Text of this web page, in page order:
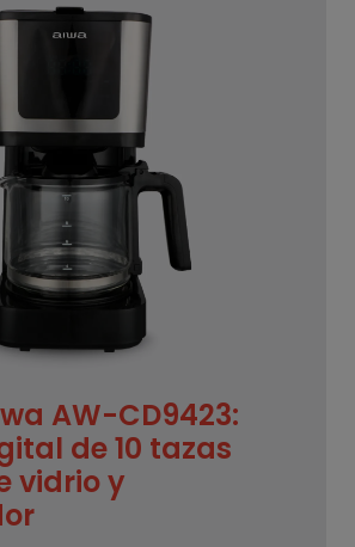
AW-CD9423:
de 10 tazas
vidrio y